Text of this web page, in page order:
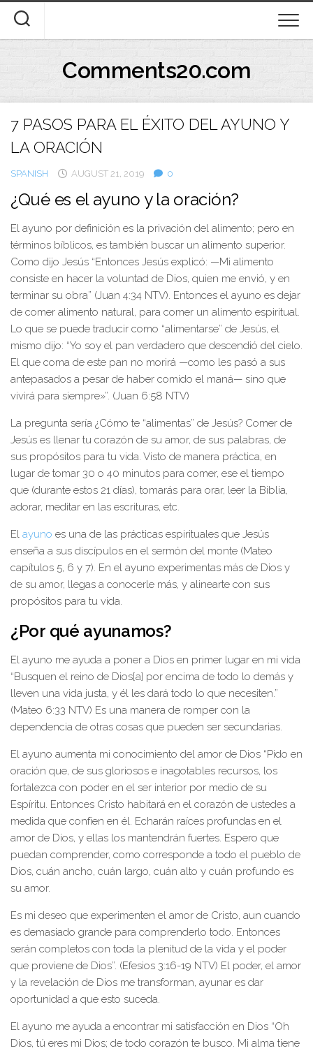
content
Comments20.com
7 PASOS PARA EL ÉXITO DEL AYUNO Y
LA ORACIÓN
SPANISH AUGUST 21, 2019 0
¿Qué es el ayuno y la oración?
El ayuno por definición es la privación del alimento; pero en
términos bíblicos, es también buscar un alimento superior.
Como dijo Jesús “Entonces Jesús explicó: —Mi alimento
consiste en hacer la voluntad de Dios, quien me envió, y en
terminar su obra” (Juan 4:34 NTV). Entonces el ayuno es dejar
de comer alimento natural, para comer un alimento espiritual.
Lo que se puede traducir como “alimentarse” de Jesús, el
mismo dijo: “Yo soy el pan verdadero que descendió del cielo.
El que coma de este pan no morirá —como les pasó a sus
antepasados a pesar de haber comido el maná— sino que
vivirá para siempre»”. (Juan 6:58 NTV)
La pregunta sería ¿Cómo te “alimentas” de Jesús? Comer de
Jesús es llenar tu corazón de su amor, de sus palabras, de
sus propósitos para tu vida. Visto de manera práctica, en
lugar de tomar 30 o 40 minutos para comer, ese el tiempo
que (durante estos 21 días), tomarás para orar, leer la Biblia,
adorar, meditar en las escrituras, etc.
El ayuno es una de las prácticas espirituales que Jesús
enseña a sus discípulos en el sermón del monte (Mateo
capítulos 5, 6 y 7). En el ayuno experimentas más de Dios y
de su amor, llegas a conocerle más, y alinearte con sus
propósitos para tu vida.
¿Por qué ayunamos?
El ayuno me ayuda a poner a Dios en primer lugar en mi vida
“Busquen el reino de Dios[a] por encima de todo lo demás y
lleven una vida justa, y él les dará todo lo que necesiten.”
(Mateo 6:33 NTV) Es una manera de romper con la
dependencia de otras cosas que pueden ser secundarias.
El ayuno aumenta mi conocimiento del amor de Dios “Pido en
oración que, de sus gloriosos e inagotables recursos, los
fortalezca con poder en el ser interior por medio de su
Espíritu. Entonces Cristo habitará en el corazón de ustedes a
medida que confíen en él. Echarán raíces profundas en el
amor de Dios, y ellas los mantendrán fuertes. Espero que
puedan comprender, como corresponde a todo el pueblo de
Dios, cuán ancho, cuán largo, cuán alto y cuán profundo es
su amor.
Es mi deseo que experimenten el amor de Cristo, aun cuando
es demasiado grande para comprenderlo todo. Entonces
serán completos con toda la plenitud de la vida y el poder
que proviene de Dios”. (Efesios 3:16-19 NTV) El poder, el amor
y la revelación de Dios me transforman, ayunar es dar
oportunidad a que esto suceda.
El ayuno me ayuda a encontrar mi satisfacción en Dios “Oh
Dios, tú eres mi Dios; de todo corazón te busco. Mi alma tiene